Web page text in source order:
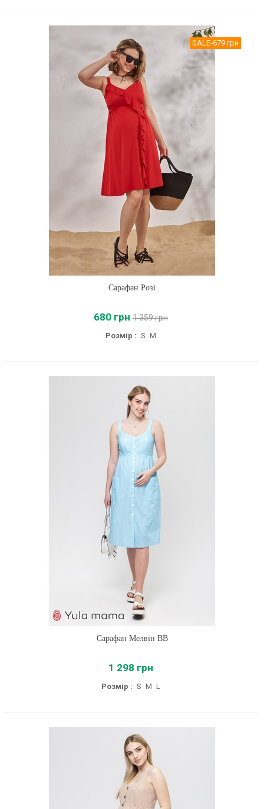
SALE-679 грн
Сарафан Розі
680 грн 1 359 грн
Розмір : S M
Сарафан Мелвін BB
1 298 грн
Розмір : S M L